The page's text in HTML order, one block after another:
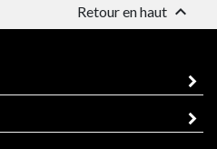
Retour en haut 